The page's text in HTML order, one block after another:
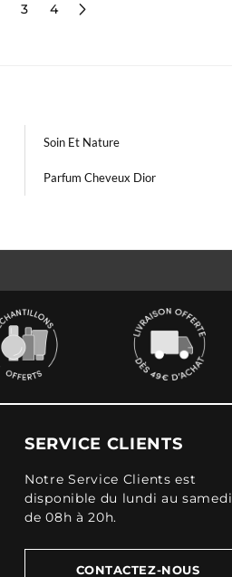
3 4
Soin Et Nature
Parfum Cheveux Dior
SERVICE CLIENTS
Notre Service Clients est
disponible du lundi au samedi
de 08h à 20h.
CONTACTEZ-NOUS